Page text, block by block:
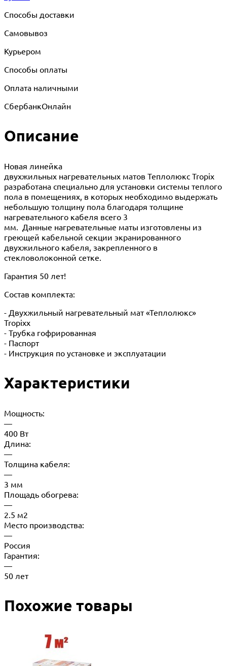
Способы доставки
Самовывоз
Курьером
Способы оплаты
Оплата наличными
СбербанкОнлайн
Описание
Новая линейка
двухжильных нагревательных матов Теплолюкс Tropix
разработана специально для установки системы теплого
пола в помещениях, в которых необходимо выдержать
небольшую толщину пола благодаря толщине
нагревательного кабеля всего 3
мм. Данные нагревательные маты изготовлены из
греющей кабельной секции экранированного
двухжильного кабеля, закрепленного в
стекловолоконной сетке.
Гарантия 50 лет!
Состав комплекта:
- Двухжильный нагревательный мат «Теплолюкс»
Tropixx
- Трубка гофрированная
- Паспорт
- Инструкция по установке и эксплуатации
Характеристики
Мощность:
—
400 Вт
Длина:
—
Толщина кабеля:
—
3 мм
Площадь обогрева:
—
2.5 м2
Место производства:
—
Россия
Гарантия:
—
50 лет
Похожие товары